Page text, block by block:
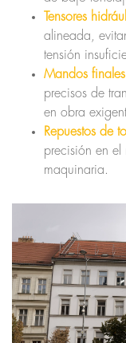
Tensores
alineada,
tensión
Mandos finales
precisos de
en obra
Repuestos de
precisión en
maquinaria.